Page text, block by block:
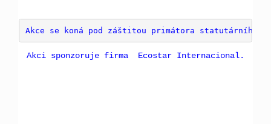
Akce se koná pod záštitou primátora statutárního
Akci sponzoruje firma Ecostar Internacional.